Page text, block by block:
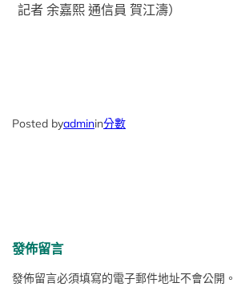
記者 余嘉熙 通信員 賀江濤）
Posted byadminin分數
發佈留言
發佈留言必須填寫的電子郵件地址不會公開。